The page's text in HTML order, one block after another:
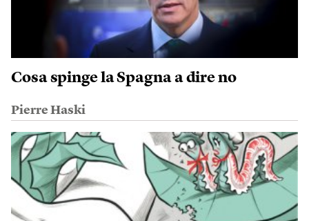
Cosa spinge la Spagna a dire no
Pierre Haski